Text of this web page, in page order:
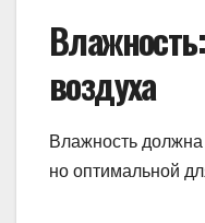
воздуха
Влажность
но оптимальной